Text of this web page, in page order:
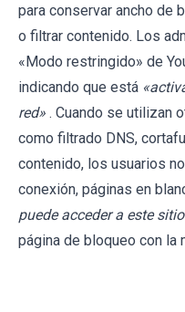
para conservar ancho de
o filtrar contenido. Los
«Modo restringido» de
indicando que está
red» . Cuando se utilizan
como filtrado DNS,
contenido, los usuarios
conexión, páginas en
puede acceder a este
página de bloqueo con la